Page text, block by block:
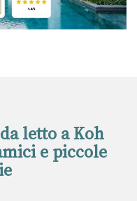
letto a Koh
e piccole